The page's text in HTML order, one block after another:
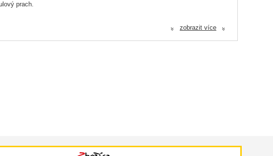
prach.
« zobrazit více «